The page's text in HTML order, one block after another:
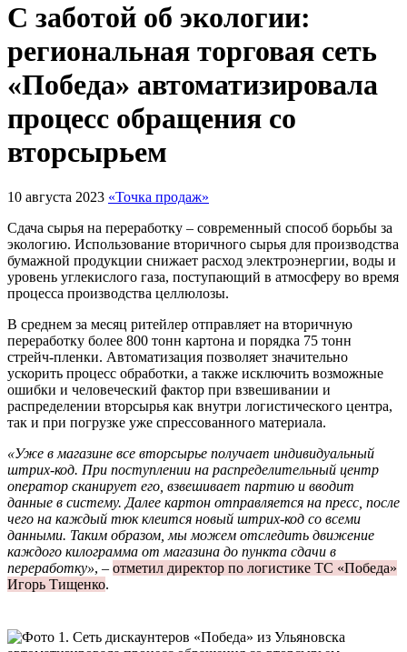
С заботой об экологии:
региональная торговая сеть
«Победа» автоматизировала
процесс обращения со
вторсырьем
10 августа 2023 «Точка продаж»
Сдача сырья на переработку – современный способ борьбы за
экологию. Использование вторичного сырья для производства
бумажной продукции снижает расход электроэнергии, воды и
уровень углекислого газа, поступающий в атмосферу во время
процесса производства целлюлозы.
В среднем за месяц ритейлер отправляет на вторичную
переработку более 800 тонн картона и порядка 75 тонн
стрейч-пленки. Автоматизация позволяет значительно
ускорить процесс обработки, а также исключить возможные
ошибки и человеческий фактор при взвешивании и
распределении вторсырья как внутри логистического центра,
так и при погрузке уже спрессованного материала.
«Уже в магазине все вторсырье получает индивидуальный
штрих-код. При поступлении на распределительный центр
оператор сканирует его, взвешивает партию и вводит
данные в систему. Далее картон отправляется на пресс, после
чего на каждый тюк клеится новый штрих-код со всеми
данными. Таким образом, мы можем отследить движение
каждого килограмма от магазина до пункта сдачи в
переработку», – отметил директор по логистике ТС «Победа»
Игорь Тищенко.